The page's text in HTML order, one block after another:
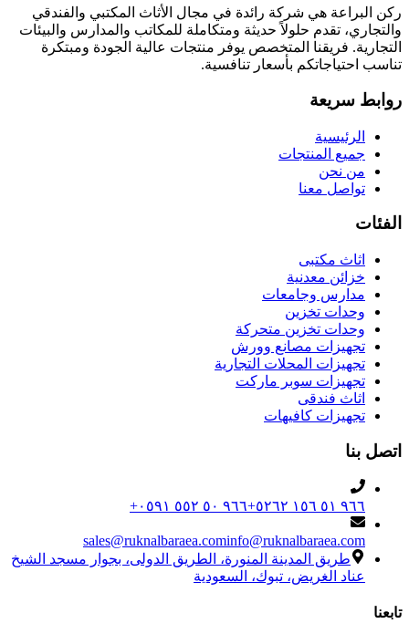
ركن البراعة هي شركة رائدة في مجال الأثاث المكتبي والفندقي
والتجاري، تقدم حلولاً حديثة ومتكاملة للمكاتب والمدارس والبيئات
التجارية. فريقنا المتخصص يوفر منتجات عالية الجودة ومبتكرة
تناسب احتياجاتكم بأسعار تنافسية.
روابط سريعة
الرئيسية
جميع المنتجات
من نحن
تواصل معنا
الفئات
اثاث مكتبى
خزائن معدنية
مدارس وجامعات
وحدات تخزين
وحدات تخزين متحركة
تجهيزات مصانع وورش
تجهيزات المحلات التجارية
تجهيزات سوبر ماركت
اثاث فندقى
تجهيزات كافيهات
اتصل بنا
+٩٦٦ ٥١ ١٥٦ ٥٢٦٢ +٩٦٦ ٥٠ ٥٥٢ ٠٥٩١
info@ruknalbaraea.com
sales@ruknalbaraea.com
طريق المدينة المنورة، الطريق الدولى، بجوار مسجد الشيخ
عناد الغريض، تبوك، السعودية
تابعنا